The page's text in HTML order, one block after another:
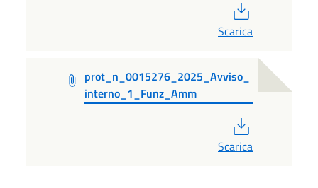
Scarica
prot_n_0015276_2025_Avviso_
interno_1_Funz_Amm
Scarica